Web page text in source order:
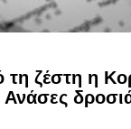
ζέστη η